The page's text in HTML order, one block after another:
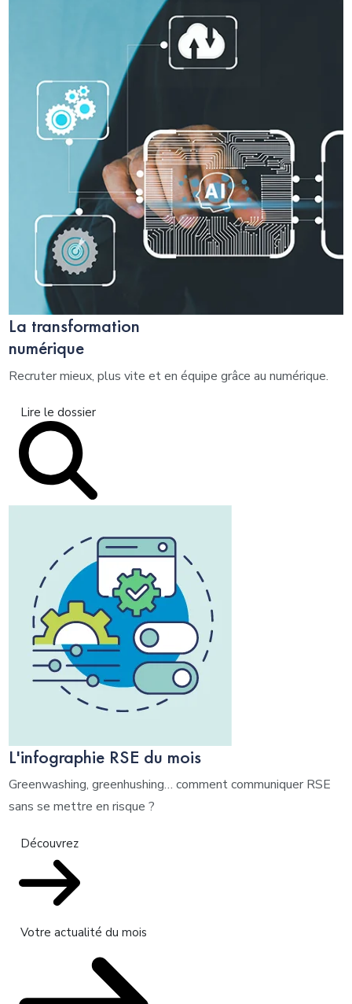
La transformation
numérique
Recruter mieux, plus vite et en équipe grâce au numérique.
Lire le dossier
L'infographie RSE du mois
Greenwashing, greenhushing… comment communiquer RSE
sans se mettre en risque ?
Découvrez
Votre actualité du mois